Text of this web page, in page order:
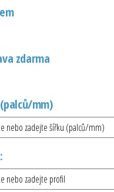
zdarma
mm)